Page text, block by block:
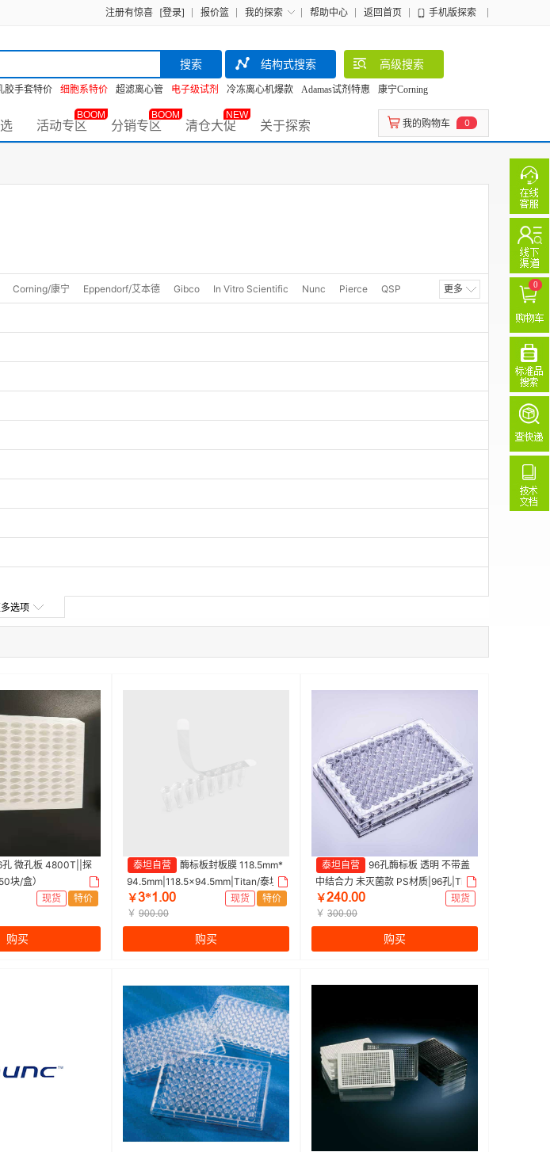
注册有惊喜 [登录] 报价篮 我的探索 帮助中心 返回首页 手机版探索
搜索 结构式搜索 高级搜索
胶手套特价 细胞系特价 超滤离心管 电子级试剂 冷冻离心机爆款 Adamas试剂特惠 康宁Corning
活动专区
BOOM
分销专区
BOOM
清仓大促
NEW
关于探索 我的购物车 0
Corning/康宁 Eppendorf/艾本德 Gibco In Vitro Scientific Nunc Pierce
QSP
更多
选项
孔 微孔板 4800T||探
块/盒）
特价
现货
购买
泰坦自营
酶标板封板膜 118.5mm*
94.5mm|118.5×94.5mm|Titan/泰坦 |
1盒（100片/盒）
￥Ł*ǝŤřř 特价
现货
￥ ůřřŤřř
购买
泰坦自营
96孔酶标板 透明 不带盖
中结合力 未灭菌款 PS材质|96孔|Tita
n/泰坦 | 1箱（10个/包，4包/箱 ）
￥ſȂřŤřř
现货
￥ ŁřřŤřř
购买
0